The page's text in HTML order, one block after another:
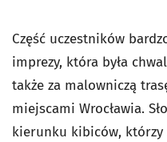
Część uczestników
imprezy, która była
także za malowniczą
miejscami Wrocławia.
kierunku kibiców,